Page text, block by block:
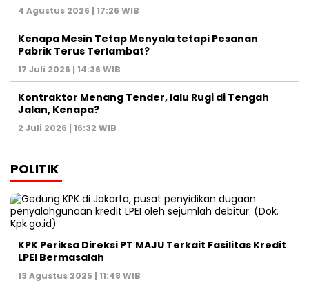
4 Agustus 2026 | 17:26 WIB
Kenapa Mesin Tetap Menyala tetapi Pesanan
Pabrik Terus Terlambat?
17 Juli 2026 | 14:36 WIB
Kontraktor Menang Tender, lalu Rugi di Tengah
Jalan, Kenapa?
2 Juli 2026 | 16:32 WIB
POLITIK
KPK Periksa Direksi PT MAJU Terkait Fasilitas Kredit
LPEI Bermasalah
13 Agustus 2025 | 11:48 WIB